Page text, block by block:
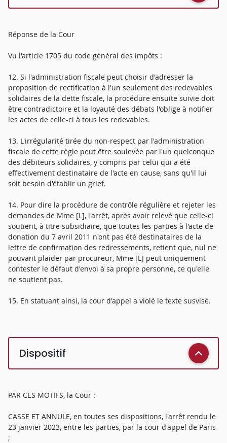
Réponse de la Cour
Vu l'article 1705 du code général des impôts :
12. Si l'administration fiscale peut choisir d'adresser la
proposition de rectification à l'un seulement des redevables
solidaires de la dette fiscale, la procédure ensuite suivie doit
être contradictoire et la loyauté des débats l'oblige à notifier
les actes de celle-ci à tous les redevables.
13. L'irrégularité tirée du non-respect par l'administration
fiscale de cette règle peut être soulevée par l'un quelconque
des débiteurs solidaires, y compris par celui qui a été
effectivement destinataire de l'acte en cause, sans qu'il lui
soit besoin d'établir un grief.
14. Pour dire la procédure de contrôle régulière et rejeter les
demandes de Mme [L], l'arrêt, après avoir relevé que celle-ci
soutient, à titre subsidiaire, que toutes les parties à l'acte de
donation du 7 avril 2011 n'ont pas été destinataires de la
lettre de confirmation des redressements, retient que, nul ne
pouvant plaider par procureur, Mme [L] peut uniquement
contester le défaut d'envoi à sa propre personne, ce qu'elle
ne soutient pas.
15. En statuant ainsi, la cour d'appel a violé le texte susvisé.
Dispositif
PAR CES MOTIFS, la Cour :
CASSE ET ANNULE, en toutes ses dispositions, l'arrêt rendu le
23 janvier 2023, entre les parties, par la cour d'appel de Paris
;